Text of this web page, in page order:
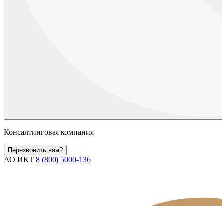
Консалтинговая компания
Перезвонить вам?
АО ИКТ 8 (800) 5000-136